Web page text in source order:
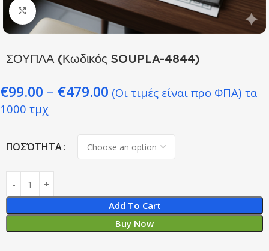
Click to enlarge
ΣΟΥΠΛΑ (Κωδικός SOUPLA-4844)
€99.00 – €479.00 (Οι τιμές είναι προ ΦΠΑ) τα
1000 τμχ
ΠΟΣΌΤΗΤΑ
Add To Cart
Buy Now